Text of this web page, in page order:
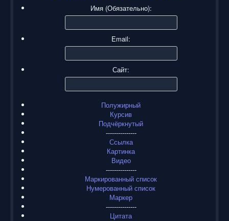
Имя (Обязательно):
Email:
Сайт:
Полужирный
Курсив
Подчёркнутый
---------------
Ссылка
Картинка
Видео
---------------
Маркированный список
Нумерованный список
Маркер
---------------
Цитата